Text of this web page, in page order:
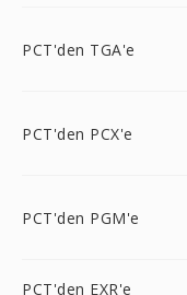
PCT'den TGA'e
PCT'den PCX'e
PCT'den PGM'e
PCT'den EXR'e